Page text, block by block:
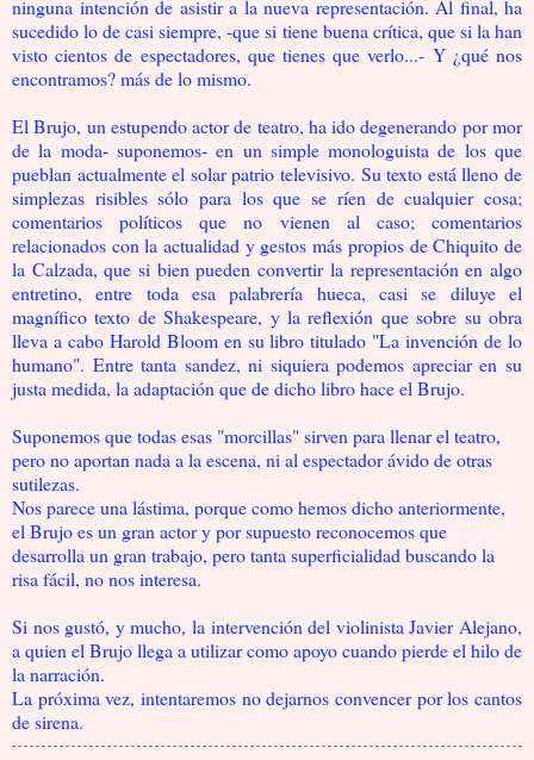
ninguna intención de asistir a la nueva representación. Al final, ha
sucedido lo de casi siempre, -que si tiene buena crítica, que si la han
visto cientos de espectadores, que tienes que verlo...- Y ¿qué nos
encontramos? más de lo mismo.
El Brujo, un estupendo actor de teatro, ha ido degenerando por mor
de la moda- suponemos- en un simple monologuista de los que
pueblan actualmente el solar patrio televisivo. Su texto está lleno de
simplezas risibles sólo para los que se ríen de cualquier cosa;
comentarios políticos que no vienen al caso; comentarios
relacionados con la actualidad y gestos más propios de Chiquito de
la Calzada, que si bien pueden convertir la representación en algo
entretino, entre toda esa palabrería hueca, casi se diluye el
magnífico texto de Shakespeare, y la reflexión que sobre su obra
lleva a cabo Harold Bloom en su libro titulado "La invención de lo
humano". Entre tanta sandez, ni siquiera podemos apreciar en su
justa medida, la adaptación que de dicho libro hace el Brujo.
Suponemos que todas esas "morcillas" sirven para llenar el teatro,
pero no aportan nada a la escena, ni al espectador ávido de otras
sutilezas.
Nos parece una lástima, porque como hemos dicho anteriormente,
el Brujo es un gran actor y por supuesto reconocemos que
desarrolla un gran trabajo, pero tanta superficialidad buscando la
risa fácil, no nos interesa.
Si nos gustó, y mucho, la intervención del violinista Javier Alejano,
a quien el Brujo llega a utilizar como apoyo cuando pierde el hilo de
la narración.
La próxima vez, intentaremos no dejarnos convencer por los cantos
de sirena.